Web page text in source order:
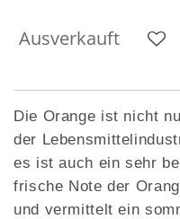
Ausverkauft
Die Orange ist nicht
der
es ist auch ein sehr
frische Note der
und vermittelt ein